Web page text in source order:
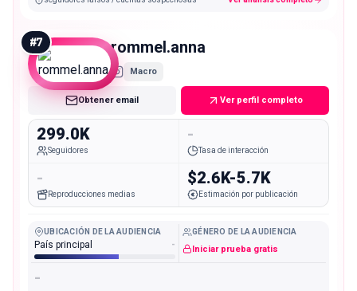
#7 rommel.anna
Macro
Obtener email Ver perfil completo
299.0K
Seguidores
-
Tasa de interacción
-
Reproducciones medias
$2.6K-5.7K
Estimación por publicación
UBICACIÓN DE LA AUDIENCIA
País principal -
GÉNERO DE LA AUDIENCIA
Iniciar prueba gratis
-